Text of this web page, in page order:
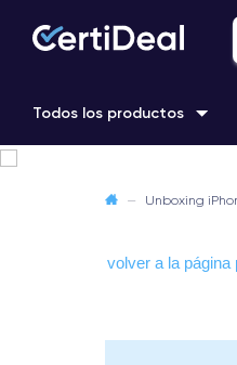
Todos los productos
— Unboxing
volver a la página